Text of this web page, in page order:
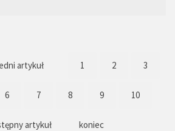
artykuł 1 2 3
6 7 8 9 10
artykuł koniec